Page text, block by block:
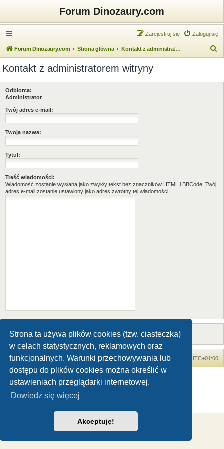
Strona ta używa plików cookies (tzw. ciasteczka)
w celach statystycznych, reklamowych oraz
funkcjonalnych. Warunki przechowywania lub
dostępu do plików cookies można określić w
ustawieniach przeglądarki internetowej.
Dowiedz się więcej
Akceptuję!
Forum Dinozaury.com
Zaloguj się
Zarejestruj się
Forum Dinozaury.com Strona główna Kontakt z administratorem witryny
k
Kontakt z administratorem witryny
Odbiorca:
Administrator
Twój adres e-mail:
Twoja nazwa:
Tytuł:
Treść wiadomości:
Wiadomość zostanie wysłana jako zwykły tekst bez znaczników HTML i BBCode. Twój
adres e-mail zostanie ustawiony jako adres zwrotny tej wiadomości.
Forum Dinozaury.com Strona główna Strefa czasowa UTC+01:00
Technologię dostarczaphpBB® Forum Software © phpBB Limited
Polski pakiet językowy dostarcza